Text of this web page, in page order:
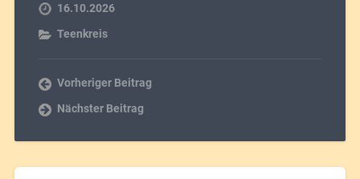
16.10.2026
Teenkreis
Vorheriger Beitrag
Nächster Beitrag